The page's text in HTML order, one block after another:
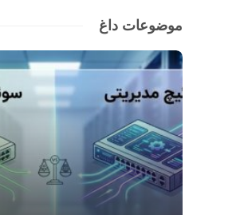
موضوعات داغ